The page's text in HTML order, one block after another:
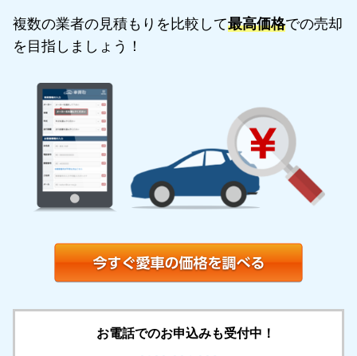
複数の業者の見積もりを比較して最高価格での売却
を目指しましょう！
お電話でのお申込みも受付中！